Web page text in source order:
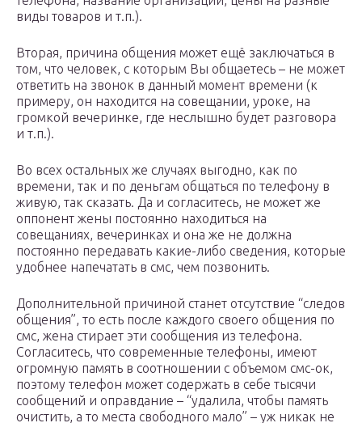
виды товаров и т.п.).
Вторая, причина общения может ещё заключаться в
том, что человек, с которым Вы общаетесь – не может
ответить на звонок в данный момент времени (к
примеру, он находится на совещании, уроке, на
громкой вечеринке, где неслышно будет разговора
и т.п.).
Во всех остальных же случаях выгодно, как по
времени, так и по деньгам общаться по телефону в
живую, так сказать. Да и согласитесь, не может же
оппонент жены постоянно находиться на
совещаниях, вечеринках и она же не должна
постоянно передавать какие-либо сведения, которые
удобнее напечатать в смс, чем позвонить.
Дополнительной причиной станет отсутствие “следов
общения”, то есть после каждого своего общения по
смс, жена стирает эти сообщения из телефона.
Согласитесь, что современные телефоны, имеют
огромную память в соотношении с объемом смс-ок,
поэтому телефон может содержать в себе тысячи
сообщений и оправдание – “удалила, чтобы память
очистить, а то места свободного мало” – уж никак не